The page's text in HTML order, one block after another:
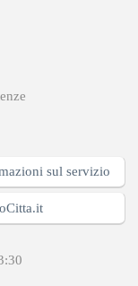
sul servizio